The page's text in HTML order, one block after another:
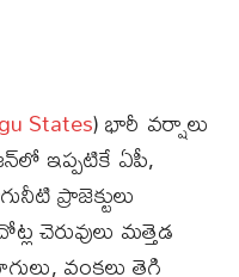
States) భారీ వర్షాలు
ఇప్పటికే ఏపీ,
ప్రాజెక్టులు
చెరువులు మత్తెడ
వంకలు తెగి